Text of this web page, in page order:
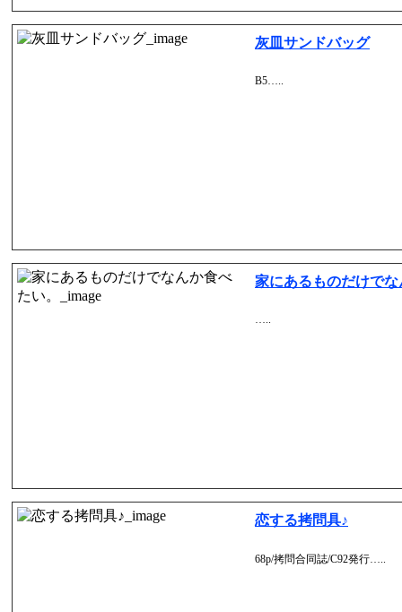
灰皿サンドバッグ
B5…..
家にあるものだけで
…..
恋する拷問具♪
68p/拷問合同誌/C92発行…..